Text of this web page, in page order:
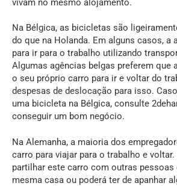
vivam no mesmo alojamento.
Na Bélgica, as bicicletas são
do que na Holanda. Em alguns casos, a
para ir para o trabalho utilizando
Algumas agências belgas preferem que
o seu próprio carro para ir e voltar do
despesas de deslocação para isso.
uma bicicleta na Bélgica, consulte
conseguir um bom negócio.
Na Alemanha, a maioria dos
carro para viajar para o trabalho e voltar.
partilhar este carro com outras pessoas
mesma casa ou poderá ter de apanhar